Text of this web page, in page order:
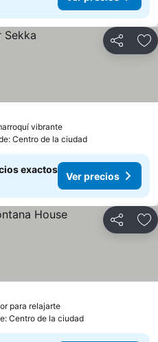
Compartir
vibranteVer precios
Centro de la ciudad
exactos
Ver precios
Compartir
para relajarteVer precios
Centro de la ciudad